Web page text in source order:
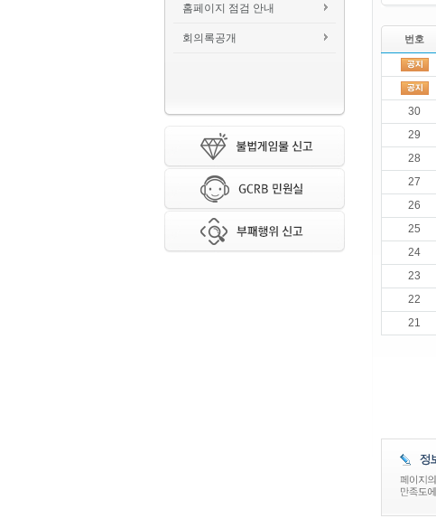
홈페이지 점검 안내
회의록공개 번호
30
29
28
27
26
25
24
23
22
21